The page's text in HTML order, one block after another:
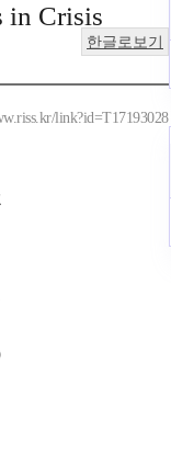
in Crisis
한글로보기
link?id=T17193028